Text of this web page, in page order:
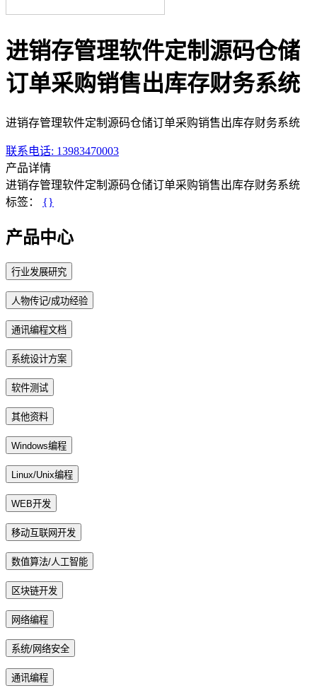
进销存管理软件定制源码仓储
订单采购销售出库存财务系统
进销存管理软件定制源码仓储订单采购销售出库存财务系统
联系电话: 13983470003
产品详情
进销存管理软件定制源码仓储订单采购销售出库存财务系统
标签：
{}
产品中心
行业发展研究
人物传记/成功经验
通讯编程文档
系统设计方案
软件测试
其他资料
Windows编程
Linux/Unix编程
WEB开发
移动互联网开发
数值算法/人工智能
区块链开发
网络编程
系统/网络安全
通讯编程